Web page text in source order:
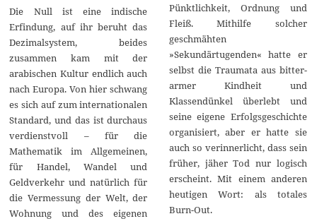
Die Null ist eine indische
Erfindung, auf ihr beruht das
Dezimalsystem, beides
zusammen kam mit der
arabischen Kultur endlich auch
nach Europa. Von hier schwang
es sich auf zum internationalen
Standard, und das ist durchaus
verdienstvoll – für die
Mathematik im Allgemeinen,
für Handel, Wandel und
Geldverkehr und natürlich für
die Vermessung der Welt, der
Wohnung und des eigenen
Pünktlichkeit, Ordnung und
Fleiß. Mithilfe solcher
geschmähten
»Sekundärtugenden« hatte er
selbst die Traumata aus bitter-
armer Kindheit und
Klassendünkel überlebt und
seine eigene Erfolgsgeschichte
organisiert, aber er hatte sie
auch so verinnerlicht, dass sein
früher, jäher Tod nur logisch
erscheint. Mit einem anderen
heutigen Wort: als totales
Burn-Out.